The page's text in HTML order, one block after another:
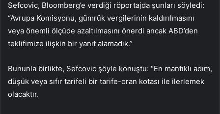
Sefcovic, Bloomberg’e verdiği röportajda şunları söyledi:
“Avrupa Komisyonu, gümrük vergilerinin kaldırılmasını
veya önemli ölçüde azaltılmasını önerdi ancak ABD’den
teklifimize ilişkin bir yanıt alamadık.”
Bununla birlikte, Sefcovic şöyle konuştu: “En mantıklı adım,
düşük veya sıfır tarifeli bir tarife-oran kotası ile ilerlemek
olacaktır.